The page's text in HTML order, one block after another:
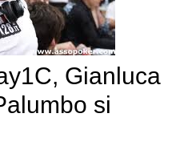
Gianluca
si